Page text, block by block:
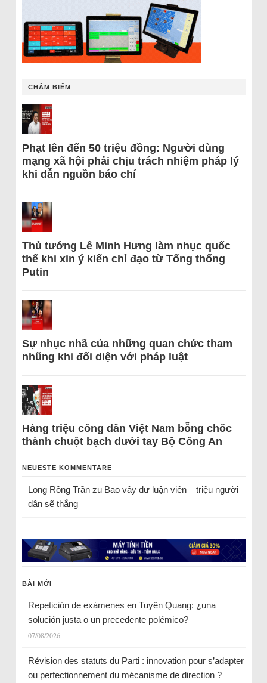
CHÂM BIẾM
Phạt lên đến 50 triệu đồng: Người dùng
mạng xã hội phải chịu trách nhiệm pháp lý
khi dẫn nguồn báo chí
Thủ tướng Lê Minh Hưng làm nhục quốc
thể khi xin ý kiến chỉ đạo từ Tổng thống
Putin
Sự nhục nhã của những quan chức tham
nhũng khi đối diện với pháp luật
Hàng triệu công dân Việt Nam bỗng chốc
thành chuột bạch dưới tay Bộ Công An
NEUESTE KOMMENTARE
Long Rồng Trầnzu Bao vây dư luận viên – triệu người
dân sẽ thắng
BÀI MỚI
Repetición de exámenes en Tuyên Quang: ¿una
solución justa o un precedente polémico?
07/08/2026
Révision des statuts du Parti : innovation pour s’adapter
ou perfectionnement du mécanisme de direction ?